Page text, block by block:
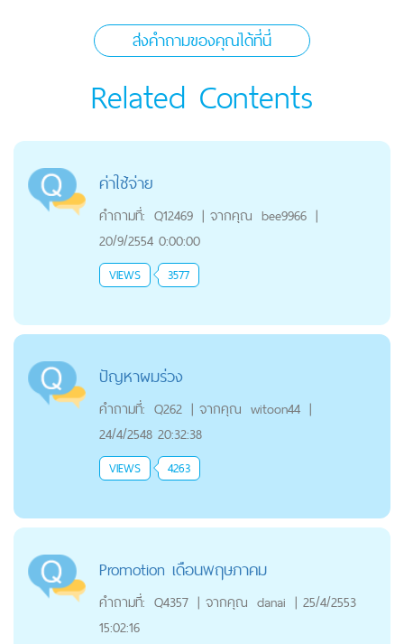
ส่งคำถามของคุณได้ที่นี่
Related Contents
ค่าใช้จ่าย
คำถามที่: Q12469 | จากคุณ bee9966 |
20/9/2554 0:00:00
VIEWS 3577
ปัญหาผมร่วง
คำถามที่: Q262 | จากคุณ witoon44 |
24/4/2548 20:32:38
VIEWS 4263
Promotion เดือนพฤษภาคม
คำถามที่: Q4357 | จากคุณ danai | 25/4/2553
15:02:16